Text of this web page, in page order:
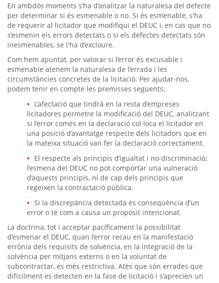
En ambdós moments s’ha d’analitzar la naturalesa del defecte
per determinar si és esmenable o no. Si és esmenable, s'ha
de requerir al licitador que modifiqui el DEUC i, en cas que no
s’esmenin els errors detectats o si els defectes detectats són
inesmenables, se l'ha d’excloure.
Com hem apuntat, per valorar si l’error és excusable i
esmenable atenem la naturalesa de l’errada i les
circumstàncies concretes de la licitació. Per ajudar-nos,
podem tenir en compte les premisses següents:
L’afectació que tindrà en la resta d’empreses
licitadores permetre la modificació del DEUC, analitzant
si l’error comès en la declaració col·loca el licitador en
una posició d’avantatge respecte dels licitadors que en
la mateixa situació van fer la declaració correctament.
El respecte als principis d’igualtat i no-discriminació;
l’esmena del DEUC no pot comportar una vulneració
d’aquests principis, ni de cap dels principis que
regeixen la contractació pública.
Si la discrepància detectada és conseqüència d’un
error o té com a causa un propòsit intencionat.
La doctrina, tot i acceptar pacíficament la possibilitat
d’esmenar el DEUC, quan l’error recau en la manifestació
errònia dels requisits de solvència, en la integració de la
solvència per mitjans externs o en la voluntat de
subcontractar, és més restrictiva. Atès que són errades que
difícilment es detecten en la fase de licitació i s'aprecien un